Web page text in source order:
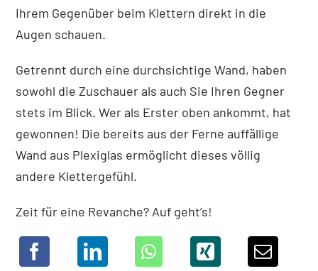
Ihrem Gegenüber beim Klettern direkt in die
Augen schauen.
Getrennt durch eine durchsichtige Wand, haben
sowohl die Zuschauer als auch Sie Ihren Gegner
stets im Blick. Wer als Erster oben ankommt, hat
gewonnen! Die bereits aus der Ferne auffällige
Wand aus Plexiglas ermöglicht dieses völlig
andere Klettergefühl.
Zeit für eine Revanche? Auf geht’s!